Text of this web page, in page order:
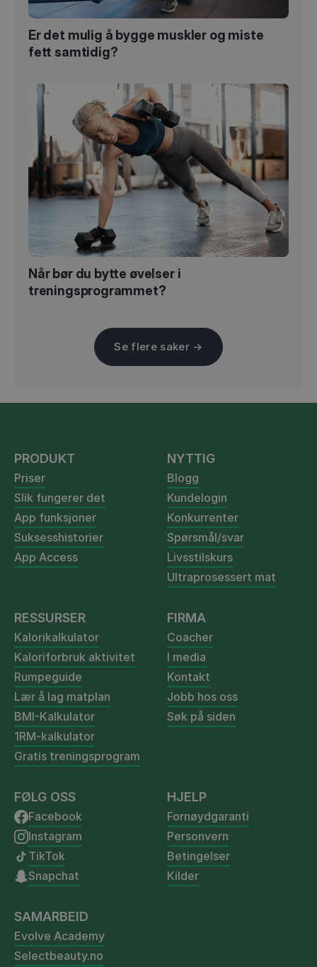
Er det mulig å bygge muskler og miste
fett samtidig?
Når bør du bytte øvelser i
treningsprogrammet?
Se flere saker →
PRODUKT
Priser
Slik fungerer det
App funksjoner
Suksesshistorier
App Access
NYTTIG
Blogg
Kundelogin
Konkurrenter
Spørsmål/svar
Livsstilskurs
Ultraprosessert mat
RESSURSER
Kalorikalkulator
Kaloriforbruk aktivitet
Rumpeguide
Lær å lag matplan
BMI-Kalkulator
1RM-kalkulator
Gratis treningsprogram
FIRMA
Coacher
I media
Kontakt
Jobb hos oss
Søk på siden
FØLG OSS
Facebook
Instagram
TikTok
Snapchat
HJELP
Fornøydgaranti
Personvern
Betingelser
Kilder
SAMARBEID
Evolve Academy
Selectbeauty.no